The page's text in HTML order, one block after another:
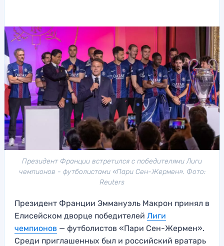
Президент Франции встретился с победителями Лиги
чемпионов - футболистами «Пари Сен-Жермен». Фото:
Reuters
Президент Франции Эммануэль Макрон принял в
Елисейском дворце победителей Лиги
чемпионов — футболистов «Пари Сен-Жермен».
Среди приглашенных был и российский вратарь